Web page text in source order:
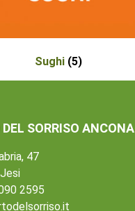
Sughi (5)
SORRISO ANCONA
47
2595